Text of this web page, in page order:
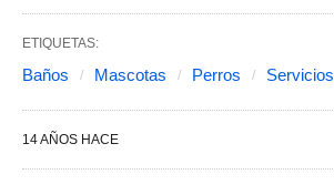
ETIQUETAS:
Baños Mascotas Perros Servicios
14 AÑOS HACE